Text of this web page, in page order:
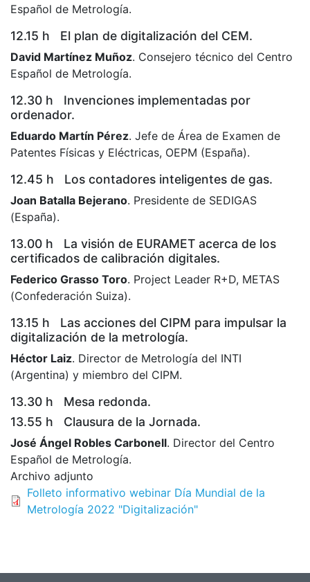
Español de Metrología.
12.15 h El plan de digitalización del CEM.
David Martínez Muñoz. Consejero técnico del Centro
Español de Metrología.
12.30 h Invenciones implementadas por
ordenador.
Eduardo Martín Pérez. Jefe de Área de Examen de
Patentes Físicas y Eléctricas, OEPM (España).
12.45 h Los contadores inteligentes de gas.
Joan Batalla Bejerano. Presidente de SEDIGAS
(España).
13.00 h La visión de EURAMET acerca de los
certificados de calibración digitales.
Federico Grasso Toro. Project Leader R+D, METAS
(Confederación Suiza).
13.15 h Las acciones del CIPM para impulsar la
digitalización de la metrología.
Héctor Laiz. Director de Metrología del INTI
(Argentina) y miembro del CIPM.
13.30 h Mesa redonda.
13.55 h Clausura de la Jornada.
José Ángel Robles Carbonell. Director del Centro
Español de Metrología.
Archivo adjunto
Folleto informativo webinar Día Mundial de la
Metrología 2022 "Digitalización"